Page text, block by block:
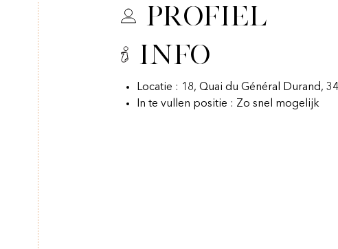
Profiel
Info
Locatie : 18, Quai du Général Durand,
In te vullen positie : Zo snel mogelijk